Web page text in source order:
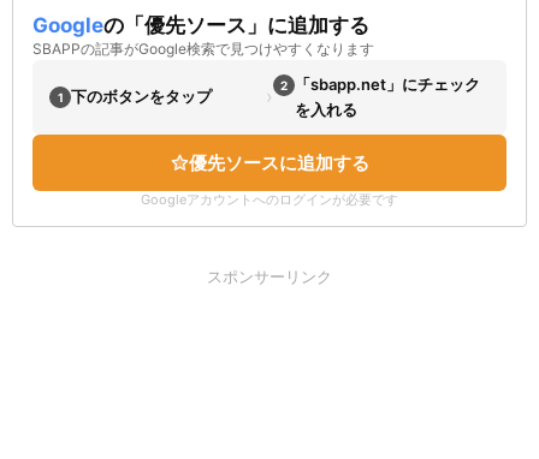
Googleの「優先ソース」に追加する
SBAPPの記事がGoogle検索で見つけやすくなります
1 下のボタンをタップ › 2
「sbapp.net」にチェック
を入れる
優先ソースに追加する
Googleアカウントへのログインが必要です
スポンサーリンク